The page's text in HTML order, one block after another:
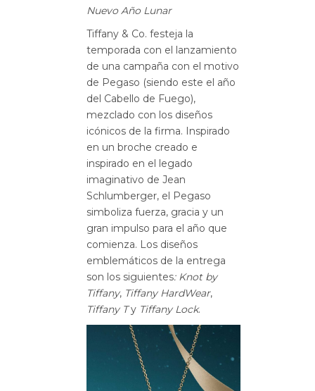
Nuevo Año Lunar
Tiffany & Co. festeja la
temporada con el lanzamiento
de una campaña con el motivo
de Pegaso (siendo este el año
del Cabello de Fuego),
mezclado con los diseños
icónicos de la firma. Inspirado
en un broche creado e
inspirado en el legado
imaginativo de Jean
Schlumberger, el Pegaso
simboliza fuerza, gracia y un
gran impulso para el año que
comienza. Los diseños
emblemáticos de la entrega
son los siguientes: Knot by
Tiffany, Tiffany HardWear,
Tiffany Ty Tiffany Lock.